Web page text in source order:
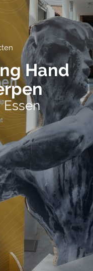
Hand
Essen